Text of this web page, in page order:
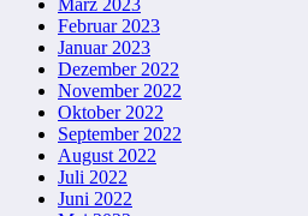
Februar 2023
Januar 2023
Dezember 2022
November 2022
Oktober 2022
September 2022
August 2022
Juli 2022
Juni 2022